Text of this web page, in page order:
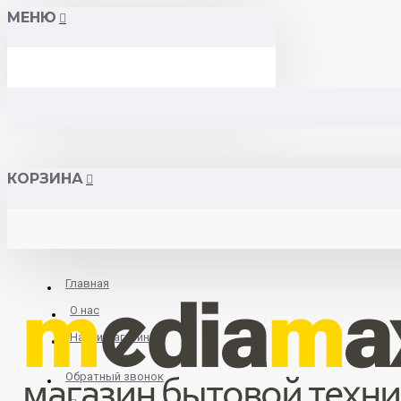
МЕНЮ
КОРЗИНА
Главная
О нас
Найти магазин
Обратный звонок